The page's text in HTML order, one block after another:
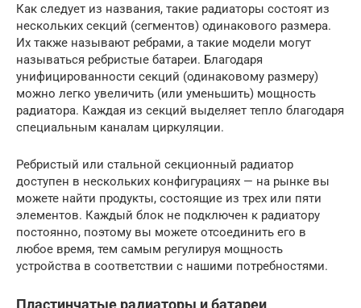
Как следует из названия, такие радиаторы состоят из
нескольких секций (сегментов) одинакового размера.
Их также называют ребрами, а такие модели могут
называться ребристые батареи. Благодаря
унифицированности секций (одинаковому размеру)
можно легко увеличить (или уменьшить) мощность
радиатора. Каждая из секций выделяет тепло благодаря
специальным каналам циркуляции.
Ребристый или стальной секционный радиатор
доступен в нескольких конфигурациях — на рынке вы
можете найти продукты, состоящие из трех или пяти
элементов. Каждый блок не подключен к радиатору
постоянно, поэтому вы можете отсоединить его в
любое время, тем самым регулируя мощность
устройства в соответствии с нашими потребностями.
Пластинчатые радиаторы и батареи